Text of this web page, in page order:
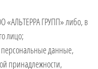
«АЛЬТЕРРА ГРУПП» либо, в
лицо;
данные,
принадлежности,